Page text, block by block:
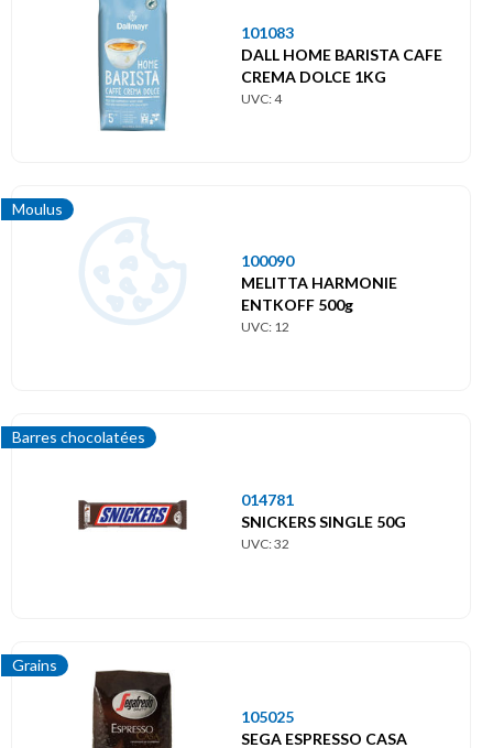
101083
DALL HOME BARISTA CAFE
CREMA DOLCE 1KG
UVC: 4
Moulus
100090
MELITTA HARMONIE
ENTKOFF 500g
UVC: 12
Barres chocolatées
014781
SNICKERS SINGLE 50G
UVC: 32
Grains
105025
SEGA ESPRESSO CASA